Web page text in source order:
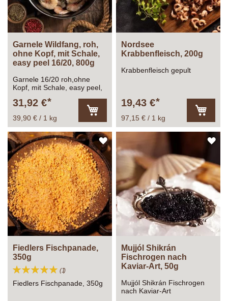
Garnele Wildfang, roh,
ohne Kopf, mit Schale,
easy peel 16/20, 800g
Garnele 16/20 roh,ohne
Kopf, mit Schale, easy peel,
1.000g Abtropfgewicht: 800g
31,92 €
39,90 € / 1 kg
den
Warenkorb
Nordsee
Krabbenfleisch, 200g
Krabbenfleisch gepult
19,43 €
97,15 € / 1 kg
den
ZUR
WUNSCHLISTE
HINZUFÜGEN
Fiedlers Fischpanade,
350g
Bewertung:
1
Fiedlers Fischpanade, 350g
Mujjól Shikrán
Fischrogen nach
Kaviar-Art, 50g
Mujjól Shikrán Fischrogen
nach Kaviar-Art